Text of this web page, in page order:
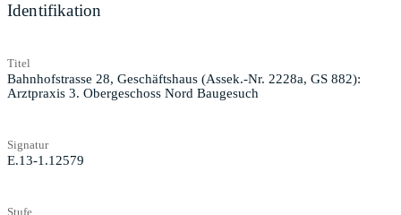
Identifikation
Titel
Bahnhofstrasse 28, Geschäftshaus (Assek.-Nr. 2228a, GS 882):
Arztpraxis 3. Obergeschoss Nord Baugesuch
Signatur
E.13-1.12579
Stufe